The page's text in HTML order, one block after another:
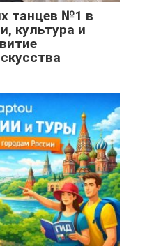
танцев №1 в
культура и